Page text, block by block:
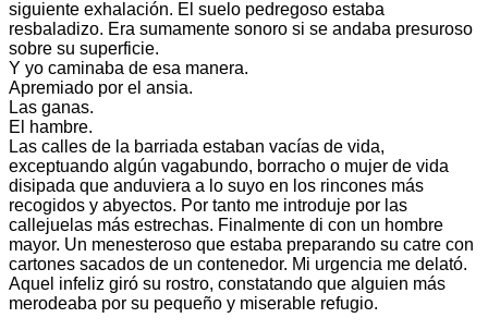
siguiente exhalación. El suelo pedregoso estaba
resbaladizo. Era sumamente sonoro si se andaba presuroso
sobre su superficie.
Y yo caminaba de esa manera.
Apremiado por el ansia.
Las ganas.
El hambre.
Las calles de la barriada estaban vacías de vida,
exceptuando algún vagabundo, borracho o mujer de vida
disipada que anduviera a lo suyo en los rincones más
recogidos y abyectos. Por tanto me introduje por las
callejuelas más estrechas. Finalmente di con un hombre
mayor. Un menesteroso que estaba preparando su catre con
cartones sacados de un contenedor. Mi urgencia me delató.
Aquel infeliz giró su rostro, constatando que alguien más
merodeaba por su pequeño y miserable refugio.